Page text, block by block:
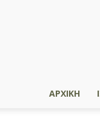
ΑΡΧΙΚΗ